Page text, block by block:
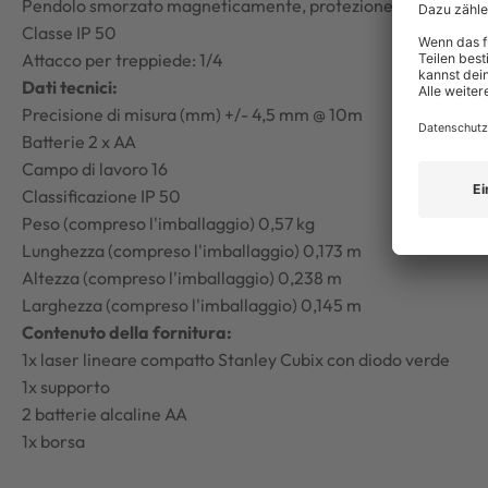
Pendolo smorzato magneticamente, protezione per il
Classe IP 50
Attacco per treppiede: 1/4
Dati tecnici:
Precisione di misura (mm) +/- 4,5 mm @ 10m
Batterie 2 x AA
Campo di lavoro 16
Classificazione IP 50
Peso (compreso l'imballaggio) 0,57 kg
Lunghezza (compreso l'imballaggio) 0,173 m
Altezza (compreso l'imballaggio) 0,238 m
Larghezza (compreso l'imballaggio) 0,145 m
Contenuto della fornitura:
1x laser lineare compatto Stanley Cubix con diodo verde
1x supporto
2 batterie alcaline AA
1x borsa